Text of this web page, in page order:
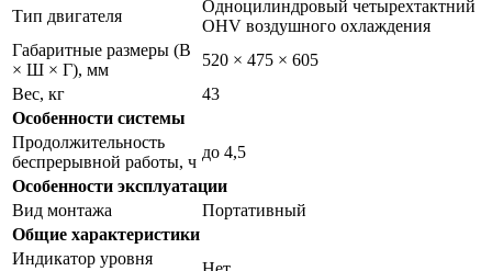
Тип двигателя
Одноцилиндровый четырехтактний
OHV воздушного охлаждения
Габаритные размеры (В
× Ш × Г), мм
520 × 475 × 605
Вес, кг
43
Особенности системы
Продолжительность
беспрерывной работы, ч
до 4,5
Особенности эксплуатации
Вид монтажа
Портативный
Общие характеристики
Индикатор уровня